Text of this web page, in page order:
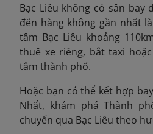
Bạc Liêu không có sân bay
đến hàng không gần nhất là
tâm Bạc Liêu khoảng
thuê xe riêng, bắt taxi
tâm thành phố.
Hoặc bạn có thể kết hợp
Nhất, khám phá Thành
chuyển qua Bạc Liêu theo